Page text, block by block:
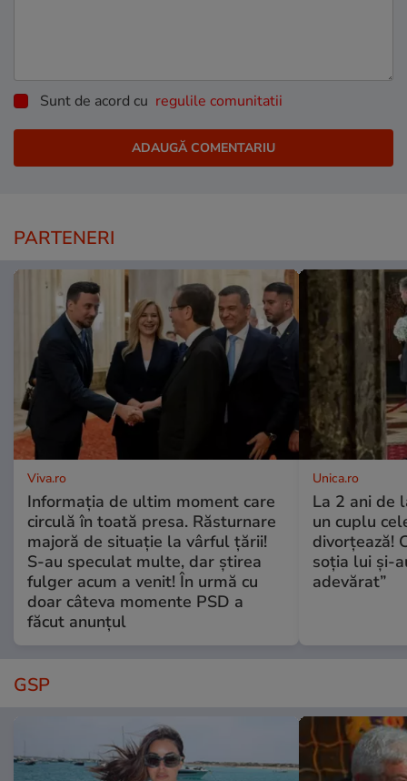
Sunt de acord cu regulile comunitatii
PARTENERI
Viva.ro
Informația de ultim moment care
circulă în toată presa. Răsturnare
majoră de situație la vârful țării!
S-au speculat multe, dar știrea
fulger acum a venit! În urmă cu
doar câteva momente PSD a
făcut anunțul
Unica.ro
La 2 ani de
un cuplu
divorțează!
soția lui și-
adevărat”
GSP